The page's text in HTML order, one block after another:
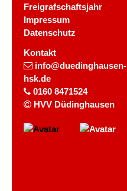
Freigrafschaftsjahr
Impressum
Datenschutz
Kontakt
info@duedinghausen-
hsk.de
0160 8471524
HVV Düdinghausen